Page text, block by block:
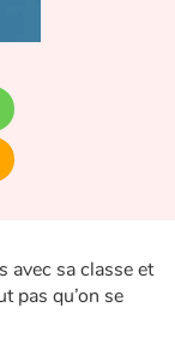
avec sa classe et
pas qu’on se